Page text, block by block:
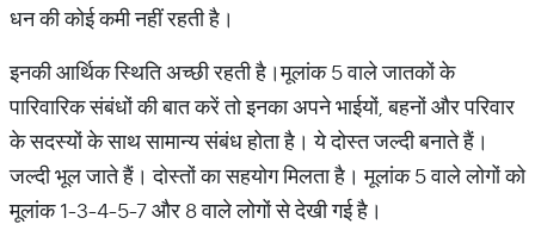
धन की कोई कमी नहीं रहती है।
इनकी आर्थिक स्थिति अच्छी रहती है।मूलांक 5 वाले जातकों के
पारिवारिक संबंधों की बात करें तो इनका अपने भाईयों, बहनों और परिवार
के सदस्यों के साथ सामान्य संबंध होता है। ये दोस्त जल्दी बनाते हैं।
जल्दी भूल जाते हैं। दोस्तों का सहयोग मिलता है। मूलांक 5 वाले लोगों को
मूलांक 1-3-4-5-7 और 8 वाले लोगों से देखी गई है।